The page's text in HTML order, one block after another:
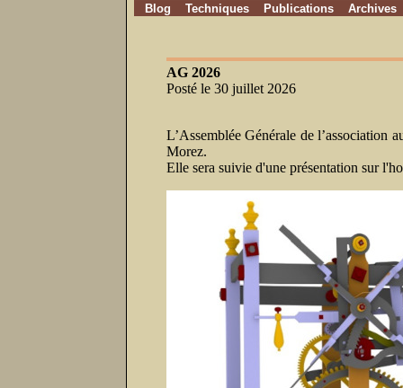
Blog
Techniques Publications Archives
AG 2026
Posté le 30 juillet 2026
L’Assemblée Générale de l’association
Morez.
Elle sera suivie d'une présentation sur